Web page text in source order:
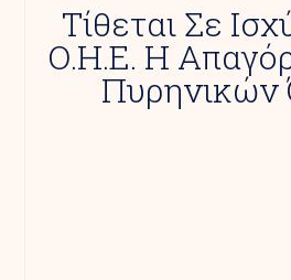
Τίθεται Σε
Ο.Η.Ε. Η